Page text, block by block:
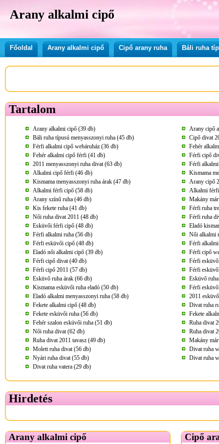
Arany alkalmi cipő
Főoldal Arany alkalmi cipő Cipő arany ruha Báli ruha
Tartalom
Arany alkalmi cipő (39 db)
Arany cipő
Báli ruha típusú menyasszonyi ruha (45 db)
Cipő divat
Férfi alkalmi cipő webáruház (36 db)
Fehér
Fehér alkalmi cipő férfi (41 db)
Férfi cipő
2011 menyasszonyi ruha divat (63 db)
Férfi
Alkalmi cipő férfi (46 db)
Kismama
Kismama menyasszonyi ruha árak (47 db)
Arany cipő
Alkalmi férfi cipő (58 db)
Alkalmi
Arany színű ruha (46 db)
Makány
Kis fekete ruha (41 db)
Férfi ruha
Női ruha divat 2011 (48 db)
Férfi ruha
Esküvői férfi cipő (48 db)
Eladó
Férfi alkalmi ruha (56 db)
Női alkalmi
Férfi esküvői cipő (48 db)
Férfi
Eladó női alkalmi cipő (39 db)
Férfi cipő
Férfi cipő divat (40 db)
Férfi
Férfi cipő 2011 (57 db)
Férfi
Esküvő ruha árak (66 db)
Esküvő
Kismama esküvői ruha eladó (50 db)
Férfi
Eladó alkalmi menyasszonyi ruha (58 db)
2011
Fekete alkalmi cipő (48 db)
Divat ruha
Fekete esküvői ruha (56 db)
Fekete
Fehér szalon esküvői ruha (51 db)
Ruha divat
Női ruha divat (62 db)
Ruha divat
Ruha divat 2011 tavasz (49 db)
Makány
Molett ruha divat (56 db)
Divat ruha
Nyári ruha divat (55 db)
Divat ruha
Divat ruha vatera (29 db)
Hirdetés
Arany alkalmi cipő Cipő